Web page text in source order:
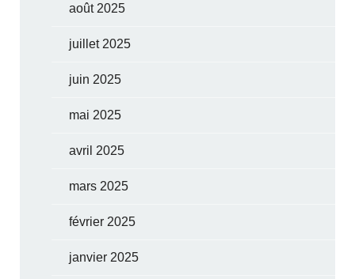
août 2025
juillet 2025
juin 2025
mai 2025
avril 2025
mars 2025
février 2025
janvier 2025